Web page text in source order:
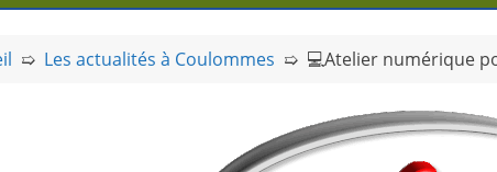
➯ Les actualités à Coulommes ➯ 💻​Atelier numérique